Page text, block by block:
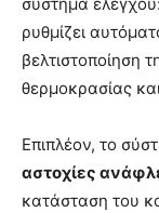
σύστημα
ρυθμίζει
βελτιστοποίηση
θερμοκρασίας
Επιπλέον, το
αστοχίες
κατάσταση του